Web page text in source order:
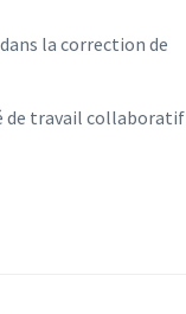
la correction de
de travail collaboratif